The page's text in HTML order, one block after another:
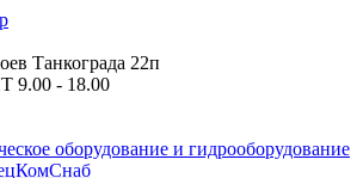
Танкограда 22п
9.00 - 18.00